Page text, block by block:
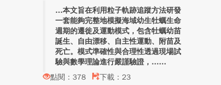
本文旨在利用粒子軌跡追蹤方法研發
一套能夠完整地模擬海域幼生牡蠣生命
週期的遷徙及運動模式，包含牡蠣幼苗
誕生、自由漂移、自主性運動、附苗及
死亡。模式準確性與合理性透過現場試
驗與數學理論進行嚴謹驗證，...
點閱：378
下載：23